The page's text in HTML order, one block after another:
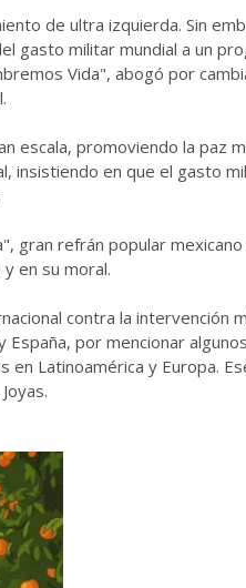
de ultra izquierda. Sin
gasto militar mundial a un
Vida", abogó por
escala, promoviendo la paz
insistiendo en que el gasto
gran refrán popular
en su moral.
contra la intervención
España, por mencionar
Latinoamérica y Europa.